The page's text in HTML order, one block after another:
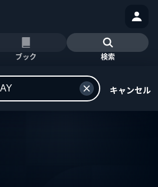
ブック 検索
キャンセル